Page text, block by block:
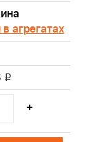
агрегатах
i
+